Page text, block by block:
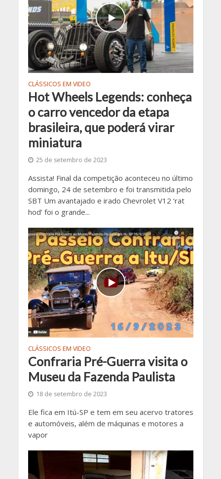
CLÁSSICOS EM VIDEO
Hot Wheels Legends: conheça
o carro vencedor da etapa
brasileira, que poderá virar
miniatura
25 de setembro de 2023
Assista! Final da competição aconteceu no último
domingo, 24 de setembro e foi transmitida pelo
SBT Um avantajado e irado Chevrolet V12 ‘rat
hod’ foi o grande...
CLÁSSICOS EM VIDEO
Confraria Pré-Guerra visita o
Museu da Fazenda Paulista
18 de setembro de 2023
Ele fica em Itú-SP e tem em seu acervo tratores
e automóveis, além de máquinas e motores a
vapor